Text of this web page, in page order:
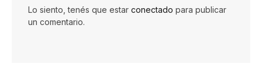
Lo siento, tenés que estar conectado para publicar
un comentario.